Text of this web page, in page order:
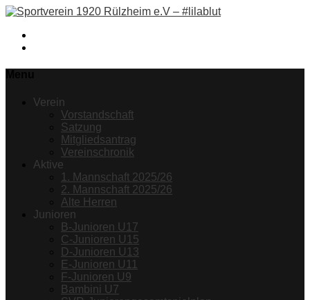
Verein
Vorstandschaft
Satzung
Mitgliedsantrag
Vereinschronik
Aktive
1. Mannschaft 2025/26
2. Mannschaft 2025/26
Alte Herren
Junioren
B-Junioren U17
C-Junioren U15
D-Junioren U13
E-Junioren U11
F-Junioren U9
Bambini U7